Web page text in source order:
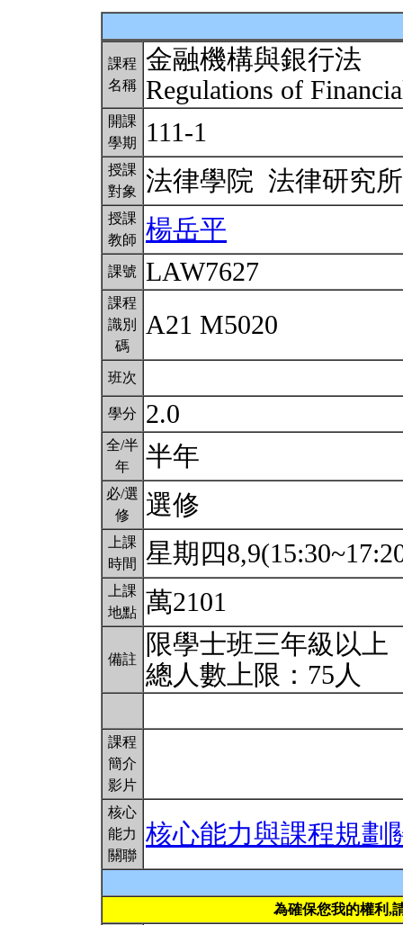
課程
名稱
金融機構與銀行法
Regulations of
開課
學期
111-1
授課
對象
法律學院 法律研究
授課
教師
楊岳平
課號 LAW7627
課程
識別
碼
A21 M5020
班次
學分 2.0
全/半
年
半年
必/選
修
選修
上課
時間
星期四
上課
地點 萬2101
備註
限學士班三年級以上
總人數上限：75人
課程
簡介
影片
核心
能力
關聯
核心能力與課程規劃
為確保您我的權利,